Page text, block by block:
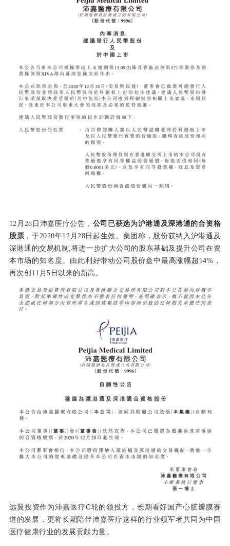
12月28日沛嘉医疗公告， 公司已获选为沪港通及深港通的合资格
股票 ，于2020年12月28日起生效。集团称，股份获纳入沪港通及
深港通的交易机制,将进一步扩大公司的股东基础及提升公司在资
本市场的知名度。由此利好带动公司股价盘中最高涨幅超14%，
再次创11月5日以来的新高。
远翼投资作为沛嘉医疗C轮的领投方，长期看好国产心脏瓣膜赛
道的发展，更将长期陪伴沛嘉医疗这样的行业领军者共同为中国
医疗健康行业的发展贡献力量。